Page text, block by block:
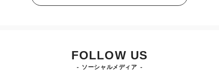
FOLLOW US
ソーシャルメディア